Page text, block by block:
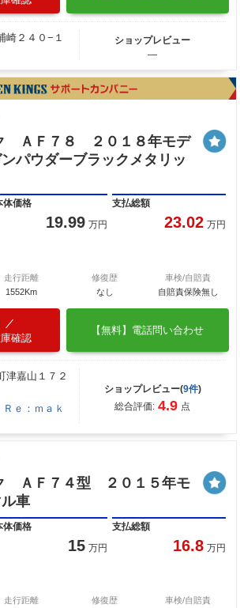
崎２４０−１
ショップレビュー
―
ＡＦ７８ ２０１８年モデ
パウダーブラックメタリッ
体価格
19.99 万円
支払総額
23.02 万円
走行距離
1552Km
修復歴
なし
車検/自賠責
自賠責保険無し
庫確認
【無料】電話問い合わせ
津嘉山１７２
ｅ：ｍａｋ
ショップレビュー(9件)
総合評価: 4.9 点
ＡＦ７４型 ２０１５年モ
車
体価格
15 万円
支払総額
16.8 万円
走行距離
修復歴
車検/自賠責